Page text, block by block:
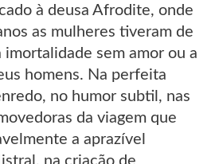
à deusa Afrodite, onde
as mulheres tiveram de
sem amor ou a
homens. Na perfeita
no humor subtil, nas
da viagem que
a aprazível
na criação de